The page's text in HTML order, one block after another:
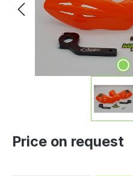
Price on request